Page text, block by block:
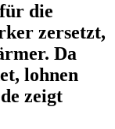
die
zersetzt,
Da
lohnen
zeigt